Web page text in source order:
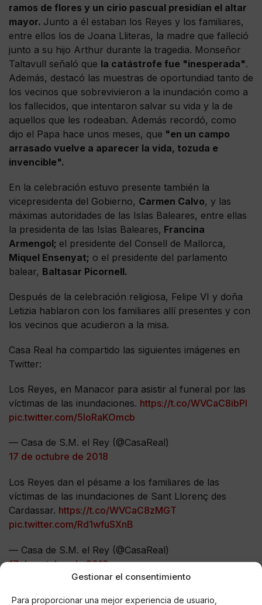
Gestionar el consentimiento
Para proporcionar una mejor experiencia de usuario,
ramos de flores y un cirio pascual presidían el altar
mayor. Junto a él estaban los Reyes y los familiares,
entre ellos los de Joana Lliteras, la madre que falleció
junto a su hijo Arthur durante la tragedia. Monseñor
Taltavull señaló que la catástrofe fue "inesperada".
Además, destacó las muestras de oportundiad tanto de
los vecinos que sobrevivieron a la inundación como a
los fallecidos, que intentaron salvar su vida y la de
aquellos que les rodeaban. Además recordó, como
dijo el Papa hace unos meses, que "en un campo
arrasado vuelve a aparecer la vida, tozuda e
invencible".
En la celebración estuvo presente también la
vicepresidenta del Gobierno, Carmen Calvo, y las
máximas autoridades de las Islas Baleares, entre ellas
la presidenta de las Islas Baleares, Francina
Armengol; el presidente del Consell de Mallorca,
Miquel Ensenyat; o el presidente del parlamento
balear, Baltasar Picornell.
Después de la celebración religiosa, Felipe VI y doña
Letizia hablaron con los familiares allí presentes y con
los vecinos que acudieron a la misa.
Casa Real ha compartido las siguientes imágenes en
Twitter:
Los Reyes, en Manacor para asistir al funeral por las
víctimas de las inundaciones. https://t.co/WVCaC8ibPl
pic.twitter.com/5IoRaKOmcb
— Casa de S.M. el Rey (@CasaReal)
17 de octubre de 2018
Los Reyes dan el pésame a los familiares de las
víctimas de las inundaciones de Sant Llorenç des
Cardassar. https://t.co/WVCaC8zMGT
pic.twitter.com/Rd1wfuSXnB
— Casa de S.M. el Rey (@CasaReal)
17 de octubre de 2018